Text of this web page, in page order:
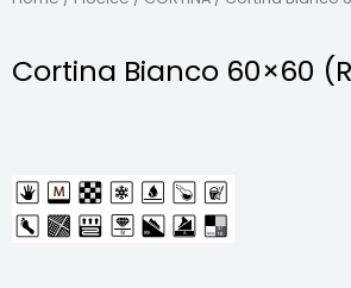
Cortina Bianco 60×60